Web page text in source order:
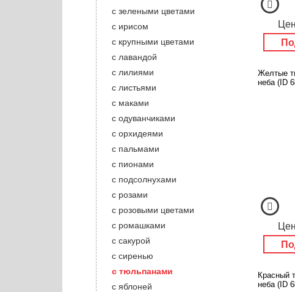
с зелеными цветами
с ирисом
с крупными цветами
с лавандой
с лилиями
с листьями
с маками
с одуванчиками
с орхидеями
с пальмами
с пионами
с подсолнухами
с розами
с розовыми цветами
с ромашками
с сакурой
с сиренью
с тюльпанами
с яблоней
Желтые
неба (ID
Красный
неба (ID